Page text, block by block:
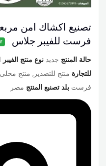
تصنيع اكشاك امن
فرست للفيبر جلاس
حالة المنتج جديد نوع منتج الفيبر
للتجارة منتج للتصدير, منتج محلى
فرست بلد تصنبع المنتج مصر